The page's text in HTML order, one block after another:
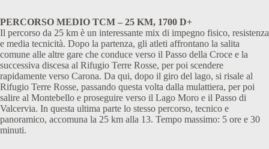
PERCORSO MEDIO TCM – 25 KM, 1700 D+
Il percorso da 25 km è un interessante mix di impegno fisico, resistenza
e media tecnicità. Dopo la partenza, gli atleti affrontano la salita
comune alle altre gare che conduce verso il Passo della Croce e la
successiva discesa al Rifugio Terre Rosse, per poi scendere
rapidamente verso Carona. Da qui, dopo il giro del lago, si risale al
Rifugio Terre Rosse, passando questa volta dalla mulattiera, per poi
salire al Montebello e proseguire verso il Lago Moro e il Passo di
Valcervia. In questa ultima parte lo stesso percorso, tecnico e
panoramico, accomuna la 25 km alla 13. Tempo massimo: 5 ore e 30
minuti.